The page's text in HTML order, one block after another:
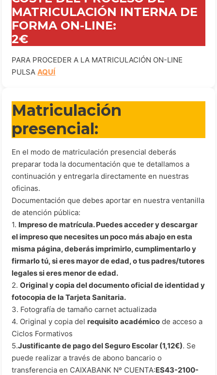
MATRICULACIÓN INTERNA DE
FORMA ON-LINE:
2€
PARA PROCEDER A LA MATRICULACIÓN ON-LINE
PULSAAQUÍ
Matriculación
presencial:
En el modo de matriculación presencial deberás
preparar toda la documentación que te detallamos a
continuación y entregarla directamente en nuestras
oficinas.
Documentación que debes aportar en nuestra ventanilla
de atención pública:
1. Impreso de matrícula. Puedes acceder y descargar
el impreso que necesites un poco más abajo en esta
misma página, deberás imprimirlo, cumplimentarlo y
firmarlo tú, si eres mayor de edad, o tus padres/tutores
legales si eres menor de edad.
2.Original y copia del documento oficial de identidad y
fotocopia de la Tarjeta Sanitaria.
3. Fotografía de tamaño carnet actualizada
4. Original y copia del requisito académico de acceso a
Ciclos Formativos
5.Justificante de pago del Seguro Escolar (1,12€). Se
puede realizar a través de abono bancario o
transferencia en CAIXABANK Nº CUENTA:ES43-2100-